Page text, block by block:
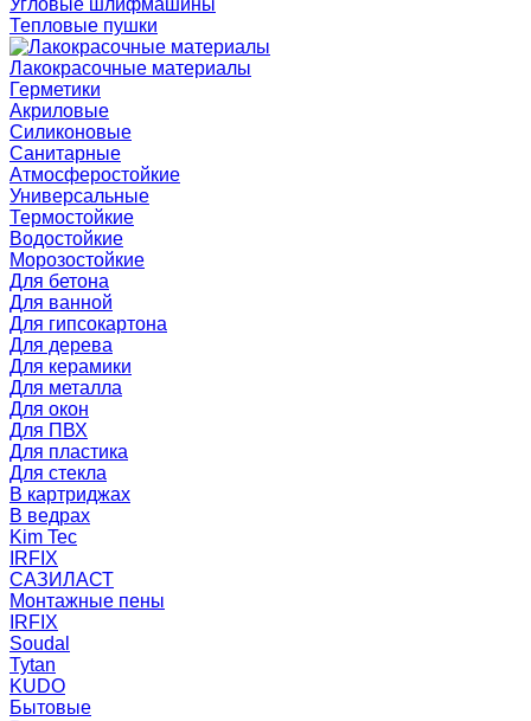
Угловые шлифмашины
Тепловые пушки
Лакокрасочные материалы
Герметики
Акриловые
Силиконовые
Санитарные
Атмосферостойкие
Универсальные
Термостойкие
Водостойкие
Морозостойкие
Для бетона
Для ванной
Для гипсокартона
Для дерева
Для керамики
Для металла
Для окон
Для ПВХ
Для пластика
Для стекла
В картриджах
В ведрах
Kim Tec
IRFIX
САЗИЛАСТ
Монтажные пены
IRFIX
Soudal
Tytan
KUDO
Бытовые